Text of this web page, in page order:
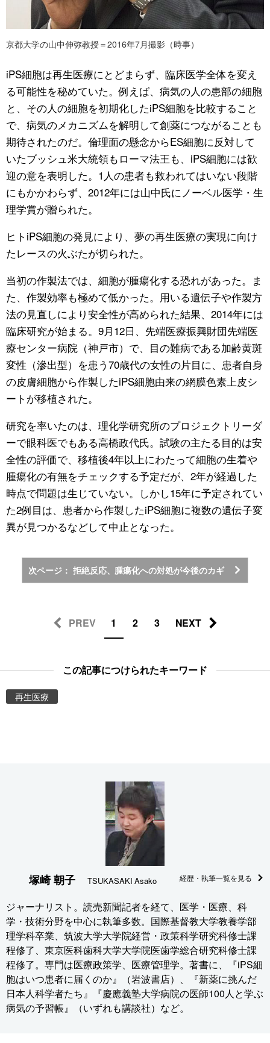
京都大学の山中伸弥教授＝2016年7月撮影（時事）
iPS細胞は再生医療にとどまらず、臨床医学全体を変え
る可能性を秘めていた。例えば、病気の人の患部の細胞
と、その人の細胞を初期化したiPS細胞を比較すること
で、病気のメカニズムを解明して創薬につながることも
期待されたのだ。倫理面の懸念からES細胞に反対して
いたブッシュ米大統領もローマ法王も、iPS細胞には歓
迎の意を表明した。1人の患者も救われてはいない段階
にもかかわらず、2012年には山中氏にノーベル医学・生
理学賞が贈られた。
ヒトiPS細胞の発見により、夢の再生医療の実現に向け
たレースの火ぶたが切られた。
当初の作製法では、細胞が腫瘍化する恐れがあった。ま
た、作製効率も極めて低かった。用いる遺伝子や作製方
法の見直しにより安全性が高められた結果、2014年には
臨床研究が始まる。9月12日、先端医療振興財団先端医
療センター病院（神戸市）で、目の難病である加齢黄斑
変性（滲出型）を患う70歳代の女性の片目に、患者自身
の皮膚細胞から作製したiPS細胞由来の網膜色素上皮シ
ートが移植された。
研究を率いたのは、理化学研究所のプロジェクトリーダ
ーで眼科医でもある高橋政代氏。試験の主たる目的は安
全性の評価で、移植後4年以上にわたって細胞の生着や
腫瘍化の有無をチェックする予定だが、2年が経過した
時点で問題は生じていない。しかし15年に予定されてい
た2例目は、患者から作製したiPS細胞に複数の遺伝子変
異が見つかるなどして中止となった。
次ページ： 拒絶反応、腫瘍化への対処が今後のカギ
PREV 1 2 3 NEXT
この記事につけられたキーワード
再生医療
塚崎 朝子 TSUKASAKI Asako 経歴・執筆一覧を見る
ジャーナリスト。読売新聞記者を経て、医学・医療、科
学・技術分野を中心に執筆多数。国際基督教大学教養学部
理学科卒業、筑波大学大学院経営・政策科学研究科修士課
程修了、東京医科歯科大学大学院医歯学総合研究科修士課
程修了。専門は医療政策学、医療管理学。著書に、『iPS細
胞はいつ患者に届くのか』（岩波書店）、『新薬に挑んだ
日本人科学者たち』『慶應義塾大学病院の医師100人と学ぶ
病気の予習帳』（いずれも講談社）など。